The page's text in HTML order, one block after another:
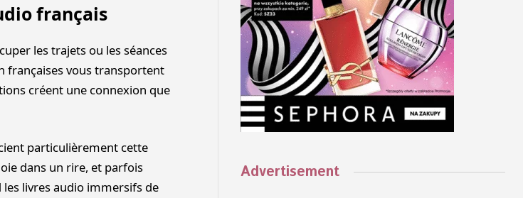
français
les trajets ou les séances
françaises vous transportent
créent une connexion que
particulièrement cette
dans un rire, et parfois
les livres audio immersifs de
Advertisement